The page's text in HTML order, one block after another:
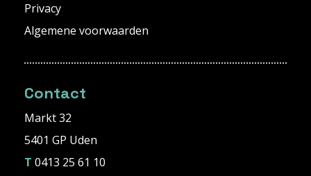
Privacy
Algemene voorwaarden
Contact
Markt 32
5401 GP Uden
T 0413 25 61 10